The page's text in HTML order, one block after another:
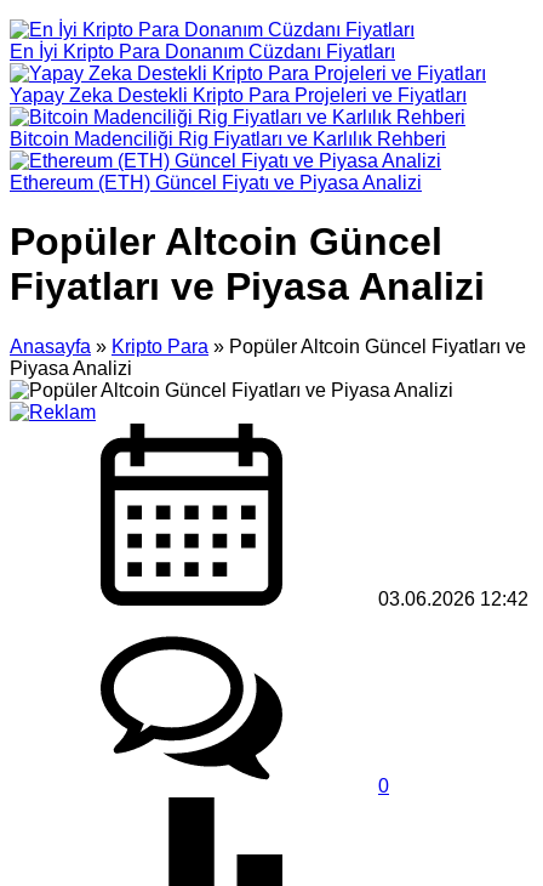
En İyi Kripto Para Donanım Cüzdanı Fiyatları
Yapay Zeka Destekli Kripto Para Projeleri ve Fiyatları
Bitcoin Madenciliği Rig Fiyatları ve Karlılık Rehberi
Ethereum (ETH) Güncel Fiyatı ve Piyasa Analizi
Popüler Altcoin Güncel
Fiyatları ve Piyasa Analizi
Anasayfa » Kripto Para » Popüler Altcoin Güncel Fiyatları ve
Piyasa Analizi
03.06.2026 12:42
0